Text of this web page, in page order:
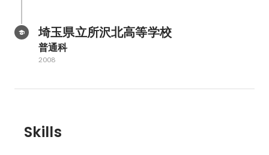
埼玉県立所沢北高等学校
普通科
2008
Skills